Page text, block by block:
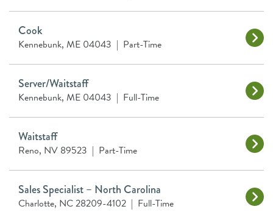
Cook
Kennebunk, ME 04043 | Part-Time
Server/Waitstaff
Kennebunk, ME 04043 | Full-Time
Waitstaff
Reno, NV 89523 | Part-Time
Sales Specialist – North Carolina
Charlotte, NC 28209-4102 | Full-Time